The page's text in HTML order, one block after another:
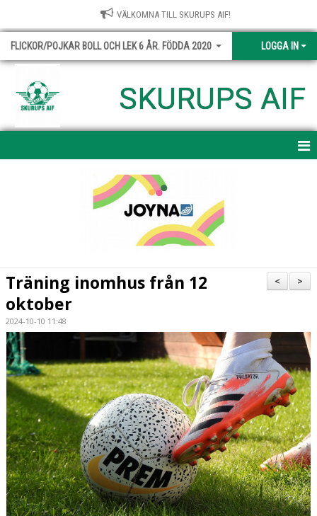
VÄLKOMNA TILL SKURUPS AIF!
FLICKOR/POJKAR BOLL OCH LEK 6 ÅR. FÖDDA 2020 LOGGA IN
SKURUPS AIF
BILDGALLERI
DOKUMENT
KONTAKT
>
<
Träning inomhus från 12
oktober
2024-10-10 11:48